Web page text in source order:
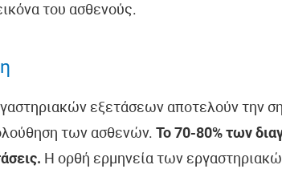
του ασθενούς.
εξετάσεων αποτελούν την
των ασθενών. Το 70-80% των
Η ορθή ερμηνεία των